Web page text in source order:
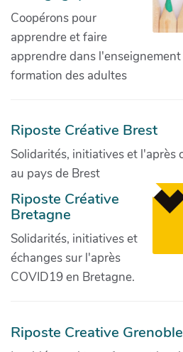
Coopérons pour
apprendre et faire
apprendre dans
formation des adultes
Riposte Créative Brest
Solidarités, initiatives et l'après
au pays de Brest
Riposte Créative
Bretagne
Solidarités, initiatives et
échanges sur l'après
COVID19 en Bretagne.
Riposte Creative